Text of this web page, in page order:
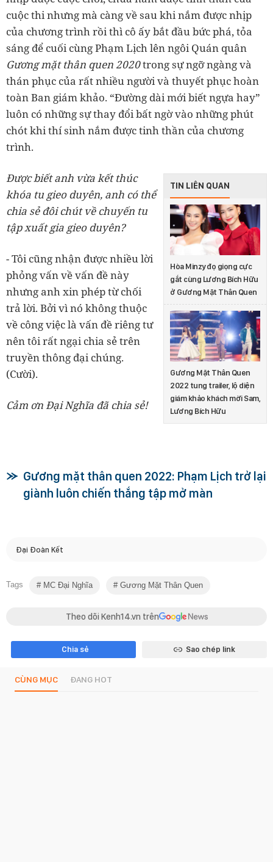
cuộc thi nhưng mà càng về sau khi nắm được nhịp
của chương trình rồi thì cô ấy bắt đầu bức phá, tỏa
sáng để cuối cùng Phạm Lịch lên ngôi Quán quân
Gương mặt thân quen 2020trong sự ngỡ ngàng và
thán phục của rất nhiều người và thuyết phục hoàn
toàn Ban giám khảo. “Đường dài mới biết ngựa hay”
luôn có những sự thay đổi bất ngờ vào những phút
chót khi thí sinh nắm được tinh thần của chương
trình.
TIN LIÊN QUAN
Hòa Minzy đọ giọng cực
gắt cùng Lương Bích Hữu
ở Gương Mặt Thân Quen
Gương Mặt Thân Quen
2022 tung trailer, lộ diện
giám khảo khách mời Sam,
Lương Bích Hữu
Được biết anh vừa kết thúc
khóa tu gieo duyên, anh có thể
chia sẻ đôi chút về chuyến tu
tập xuất gia gieo duyên?
- Tôi cũng nhận được nhiều lời
phỏng vấn về vấn đề này
nhưng anh xin phép từ chối
trả lời. Bởi vì nó không thuộc
về công việc là vấn đề riêng tư
nên tôi rất ngại chia sẻ trên
truyền thông đại chúng.
(Cười).
Cảm ơn Đại Nghĩa đã chia sẻ!
Gương mặt thân quen 2022: Phạm Lịch trở lại
giành luôn chiến thắng tập mở màn
Đại Đoàn Kết
Tags MC Đại Nghĩa Gương Mặt Thân Quen
Theo dõi Kenh14.vn trên
Chia sẻ Sao chép link
CÙNG MỤC ĐANG HOT